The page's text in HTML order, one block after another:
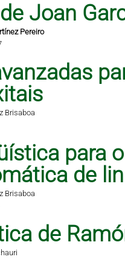
Joan
Pereiro
Brisaboa
para
de
Brisaboa
de